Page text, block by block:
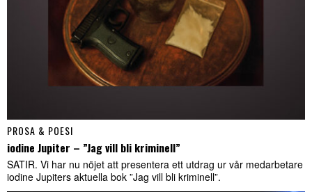
PROSA & POESI
iodine Jupiter – ”Jag vill bli kriminell”
SATIR. Vi har nu nöjet att presentera ett utdrag ur vår medarbetare
iodine Jupiters aktuella bok ”Jag vill bli kriminell”.